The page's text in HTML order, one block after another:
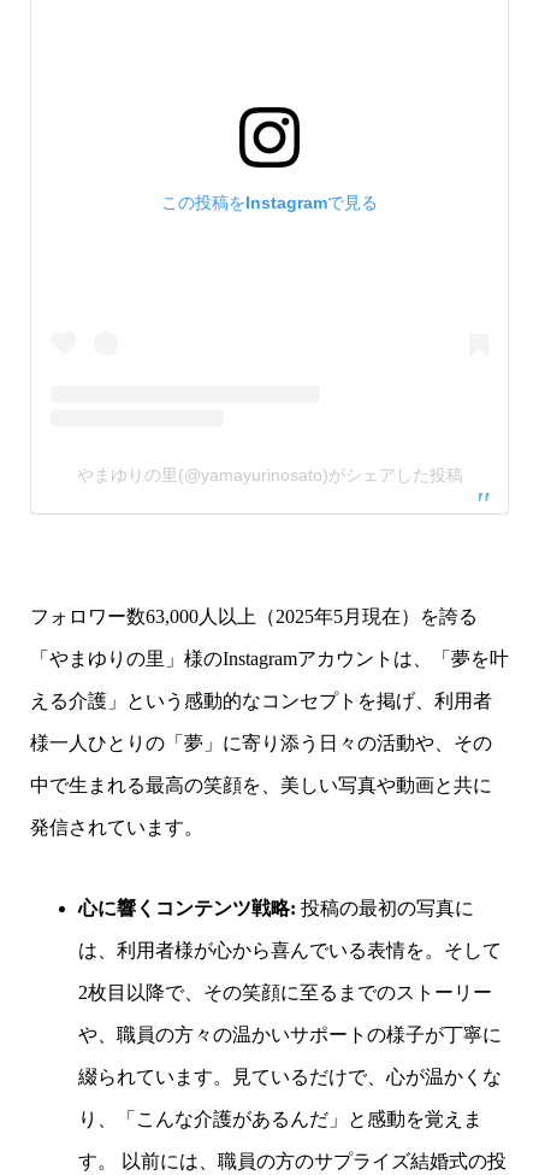
この投稿をInstagramで見る
やまゆりの里(@yamayurinosato)がシェアした投稿
フォロワー数63,000人以上（2025年5月現在）を誇る
「やまゆりの里」様のInstagramアカウントは、「夢を叶
える介護」という感動的なコンセプトを掲げ、利用者
様一人ひとりの「夢」に寄り添う日々の活動や、その
中で生まれる最高の笑顔を、美しい写真や動画と共に
発信されています。
心に響くコンテンツ戦略: 投稿の最初の写真に
は、利用者様が心から喜んでいる表情を。そして
2枚目以降で、その笑顔に至るまでのストーリー
や、職員の方々の温かいサポートの様子が丁寧に
綴られています。見ているだけで、心が温かくな
り、「こんな介護があるんだ」と感動を覚えま
す。 以前には、職員の方のサプライズ結婚式の投